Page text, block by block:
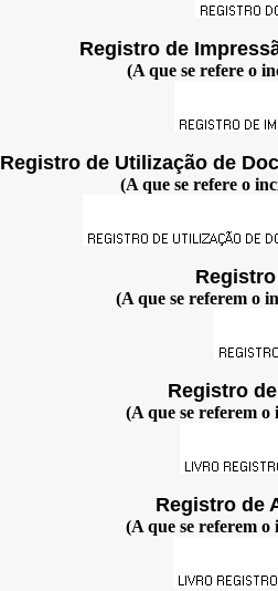
Registro de
(A que se refere o
Registro de Utilização de
(A que se refere o
(A que se referem o
Registro
(A que se referem
Registro de
(A que se referem